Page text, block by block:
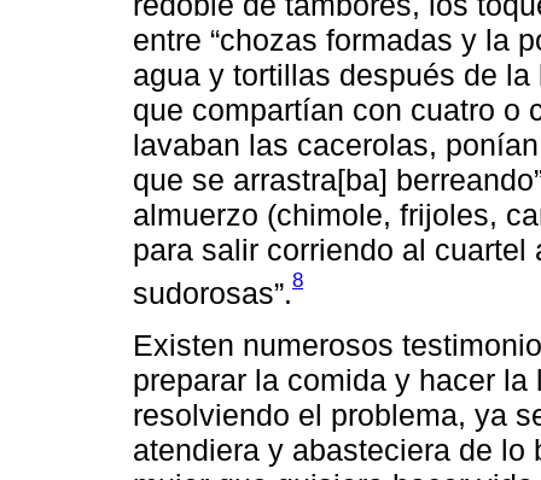
entre “chozas formadas y la
agua y tortillas después de
que compartían con cuatro o
lavaban las cacerolas,
que se arrastra[ba]
almuerzo (chimole, frijoles,
para salir corriendo al
sudorosas”.8
Existen numerosos
preparar la comida y hacer
resolviendo el problema, ya
atendiera y abasteciera de